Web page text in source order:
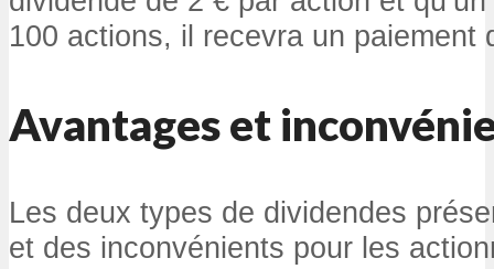
100 actions, il recevra un paiement
Avantages et
Les deux types de dividendes
et des inconvénients pour les